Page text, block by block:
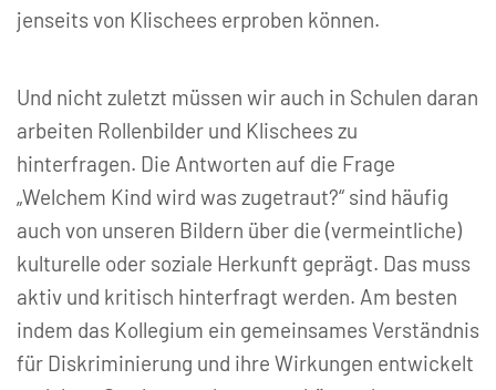
jenseits von Klischees erproben können.
Und nicht zuletzt müssen wir auch in Schulen daran
arbeiten Rollenbilder und Klischees zu
hinterfragen. Die Antworten auf die Frage
„Welchem Kind wird was zugetraut?“ sind häufig
auch von unseren Bildern über die (vermeintliche)
kulturelle oder soziale Herkunft geprägt. Das muss
aktiv und kritisch hinterfragt werden. Am besten
indem das Kollegium ein gemeinsames Verständnis
für Diskriminierung und ihre Wirkungen entwickelt